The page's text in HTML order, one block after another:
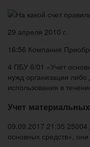
29 апреля 2010 г.
16:56 Компания
4 ПБУ 6/01 «Учет
нужд организации
использования в
Учет
09.09.2017 21:35 25004
основных средств»,